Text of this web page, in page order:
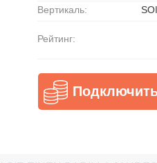
Вертикаль:
Рейтинг: